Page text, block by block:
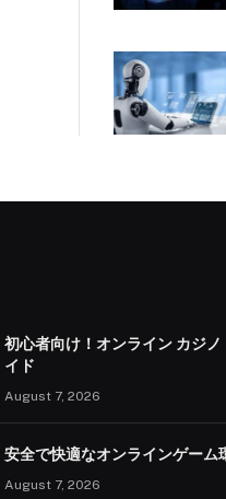
初心者向け！オンライン カジ
イド
August 7, 2026
安全で快適なオンラインゲーム
August 7, 2026